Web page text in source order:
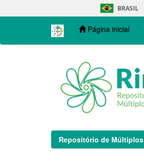
navigation
BRASIL
Página inicial
Repositório de